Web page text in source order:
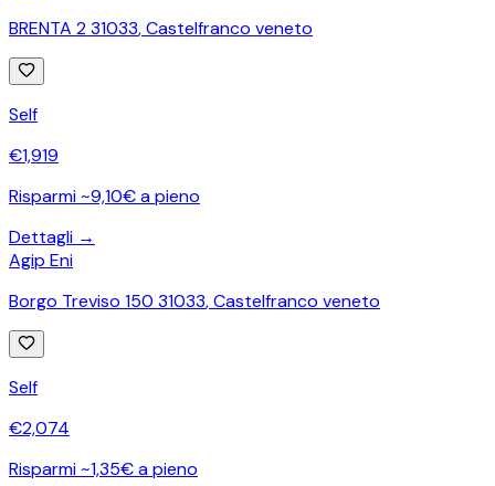
BRENTA 2 31033,Castelfranco veneto
Self
€1,919
Risparmi ~9,10€ a pieno
Dettagli →
Agip Eni
Borgo Treviso 150 31033,Castelfranco veneto
Self
€2,074
Risparmi ~1,35€ a pieno